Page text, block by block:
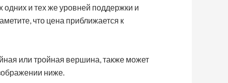
и тех же уровней поддержки и
что цена приближается к
или тройная вершина, также может
ниже.